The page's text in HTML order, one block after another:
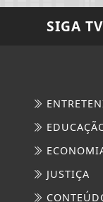
SIGA
JUSTIÇA